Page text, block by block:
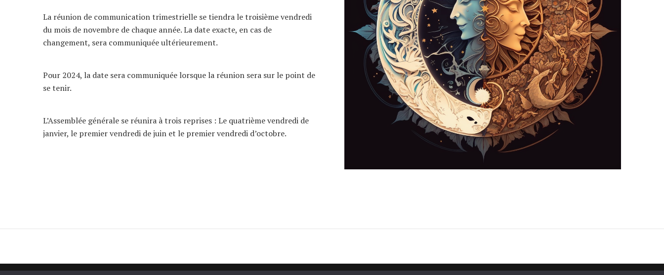
La réunion de communication trimestrielle se tiendra le troisième vendredi
du mois de novembre de chaque année. La date exacte, en cas de
changement, sera communiquée ultérieurement.
Pour 2024, la date sera communiquée lorsque la réunion sera sur le point de
se tenir.
L’Assemblée générale se réunira à trois reprises : Le quatrième vendredi de
janvier, le premier vendredi de juin et le premier vendredi d’octobre.